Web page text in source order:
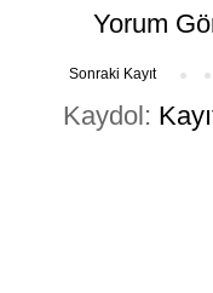
Yorum
Sonraki Kayıt
Kaydol: